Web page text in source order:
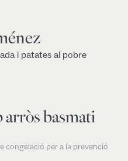
i patates al pobre
basmati
congelació per a la prevenció